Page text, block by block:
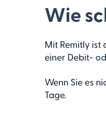
Wie
Mit Remitly ist
einer Debit-
Wenn Sie es
Tage.